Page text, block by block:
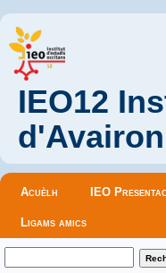
IEO12
d'Avairon
Menu principal
Acuèlh IEO
Ligams amics
Formulaire de